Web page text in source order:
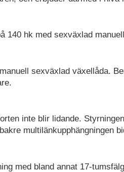
140 hk med sexväxlad
sexväxlad växellåda.
inte blir lidande.
multilänkupphängningen
med bland annat 17-